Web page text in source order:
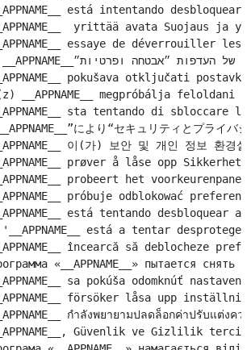
está intentando
yrittää avata Suojaus ja
essaye de déverrouiller les
pokušava otključati
__APPNAME__ megpróbálja feloldani
sta tentando di sbloccare
により“セキュリティとプライバシ
이(가) 보안 및 개인 정보 환경설
prøver å låse opp Sikkerhet
probeert het
próbuje odblokować
está tentando desbloquear
está a tentar
încearcă să deblocheze
«__APPNAME__» пытается снять
sa pokúša odomknúť
försöker låsa upp
กำลังพยายามปลดล็อกค่าปรับแต่งค
Güvenlik ve Gizlilik